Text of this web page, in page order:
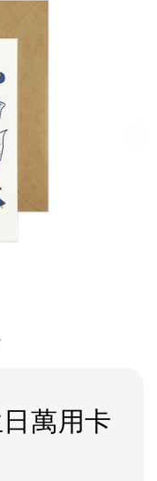
萬用卡